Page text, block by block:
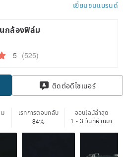
เยี่ยมชมแบรนด์
กล้องฟิล์ม
5 (525)
ติดต่อดีไซเนอร์
เรทการตอบกลับ
84%
ออนไลน์ล่าสุด
1 - 3 วันที่ผ่านมา